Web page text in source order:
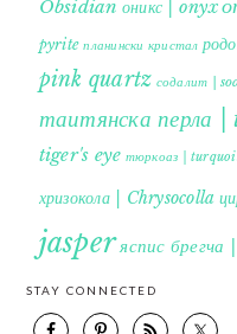
Obsidian оникс | onyx
pyrite планински кристал
pink quartz содалит |
таитянска
tiger's eye тюркоаз |
хризокола | Chrysocolla
jasperяспис
STAY CONNECTED